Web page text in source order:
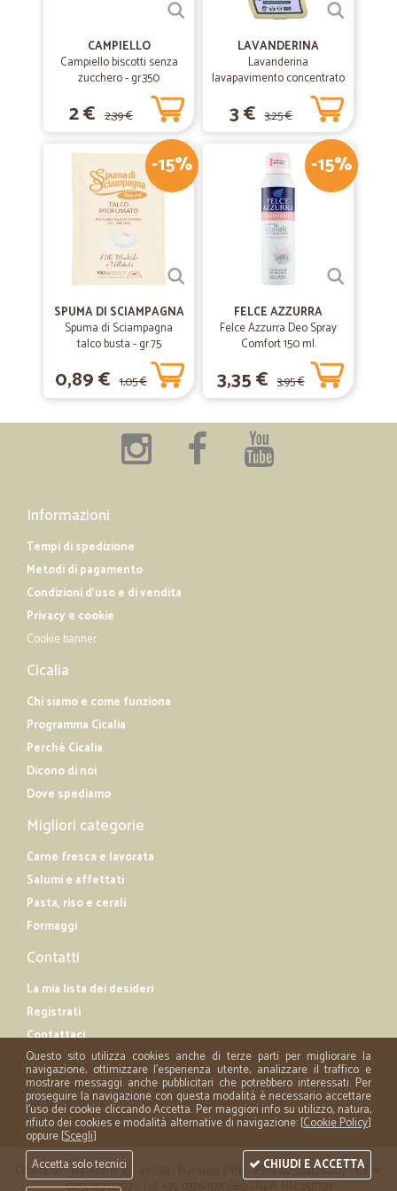
CAMPIELLO
Campiello biscotti senza
zucchero - gr.350
2 € 2,39 €
LAVANDERINA
Lavanderina
lavapavimento concentrato
3 € 3,25 €
-15%
SPUMA DI SCIAMPAGNA
Spuma di Sciampagna
talco busta - gr.75
0,89 € 1,05 €
-15%
FELCE AZZURRA
Felce Azzurra Deo Spray
Comfort 150 ml.
3,35 € 3,95 €
Informazioni
Tempi di spedizione
Metodi di pagamento
Condizioni d'uso e di vendita
Privacy e cookie
Cookie banner
Cicalia
Chi siamo e come funziona
Programma Cicalia
Perché Cicalia
Dicono di noi
Dove spediamo
Migliori categorie
Carne fresca e lavorata
Salumi e affettati
Pasta, riso e cerali
Formaggi
Contatti
La mia lista dei desideri
Registrati
Contattaci
Cicalia srl - via Acerbi 35 - 46100 - Mantova (MN) - P.iva 02508120207 - C.Fisc
02508120207 - Tel. +39 0376 1590669 - REA: MN 258721
Questo sito utilizza cookies anche di terze parti per migliorare la
navigazione, ottimizzare l'esperienza utente, analizzare il traffico e
mostrare messaggi anche pubblicitari che potrebbero interessati. Per
proseguire la navigazione con questa modalità è necessario accettare
l'uso dei cookie cliccando Accetta. Per maggiori info su utilizzo, natura,
rifiuto dei cookies e modalità alternative di navigazione: [Cookie Policy]
oppure [Scegli]
Accetta solo tecnici
CHIUDI E ACCETTA